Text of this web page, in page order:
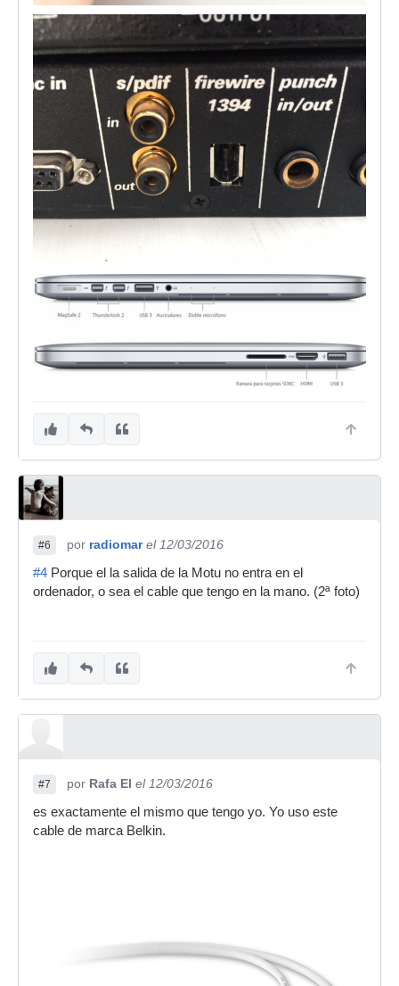
#6 por radiomar el 12/03/2016
#4 Porque el la salida de la Motu no entra en el
ordenador, o sea el cable que tengo en la mano. (2ª foto)
#7 por Rafa El el 12/03/2016
es exactamente el mismo que tengo yo. Yo uso este
cable de marca Belkin.